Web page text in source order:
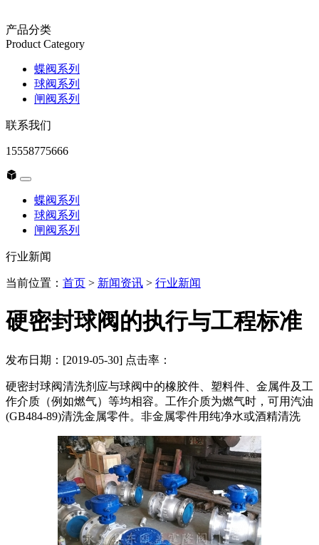
产品分类
Product Category
蝶阀系列
球阀系列
闸阀系列
联系我们
15558775666
蝶阀系列
球阀系列
闸阀系列
行业新闻
当前位置： 首页 > 新闻资讯 > 行业新闻
硬密封球阀的执行与工程标准
发布日期：[2019-05-30] 点击率：
硬密封球阀清洗剂应与球阀中的橡胶件、塑料件、金属件及工
作介质（例如燃气）等均相容。工作介质为燃气时，可用汽油
(GB484-89)清洗金属零件。非金属零件用纯净水或酒精清洗